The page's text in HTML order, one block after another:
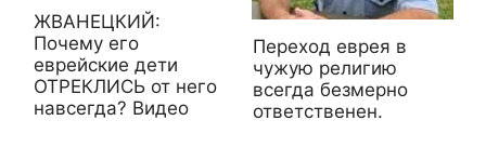
ЖВАНЕЦКИЙ:
Почему его
еврейские дети
ОТРЕКЛИСЬ от него
навсегда? Видео
Переход еврея в
чужую религию
всегда безмерно
ответственен.